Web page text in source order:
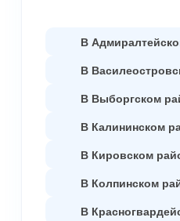
В
В
В Выборгском
В Калининском
В Кировском
В Колпинском
В